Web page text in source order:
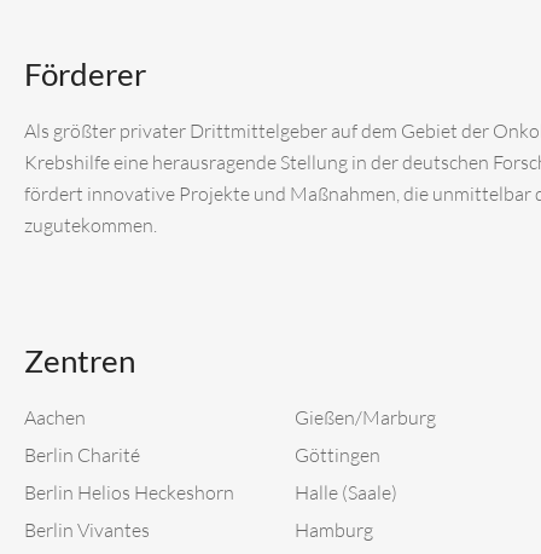
Förderer
Als größter privater Drittmittelgeber auf dem Gebiet der
Krebshilfe eine herausragende Stellung in der deutschen
fördert innovative Projekte und Maßnahmen, die unmittelbar
zugutekommen.
Zentren
Aachen
Berlin Charité
Berlin Helios Heckeshorn
Berlin Vivantes
Gießen/Marburg
Göttingen
Halle (Saale)
Hamburg